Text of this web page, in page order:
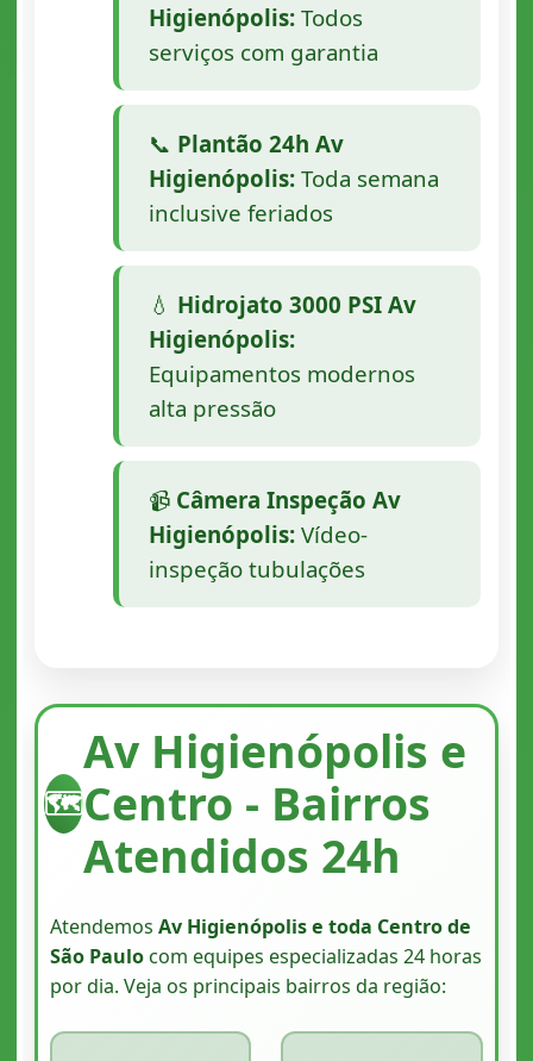
Higienópolis:Todos
serviços com garantia
📞 Plantão 24h Av
Higienópolis:Toda semana
inclusive feriados
💧 Hidrojato 3000 PSI Av
Higienópolis:
Equipamentos modernos
alta pressão
📹 Câmera Inspeção Av
Higienópolis:Vídeo-
inspeção tubulações
🗺️
Av Higienópolis e
Centro - Bairros
Atendidos 24h
Atendemos Av Higienópolis e toda Centro de
São Paulocom equipes especializadas 24 horas
por dia. Veja os principais bairros da região: